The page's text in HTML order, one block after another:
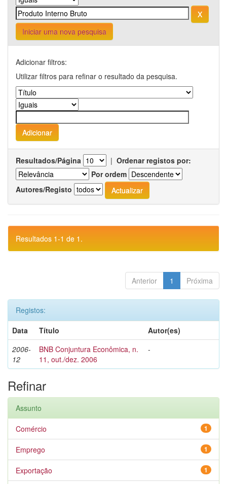
Iniciar uma nova pesquisa
Adicionar filtros:
Utilizar filtros para refinar o resultado da pesquisa.
Resultados/Página | Ordenar registos por:
Por ordem
Autores/Registo
Resultados 1-1 de 1.
Anterior 1 Próxima
Registos:
Data
Título
Autor(es)
2006-
12
BNB Conjuntura Econômica, n.
11, out./dez. 2006
-
Refinar
Assunto
1
Comércio
1
Emprego
1
Exportação